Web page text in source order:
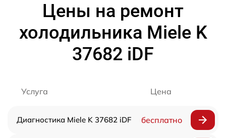
Цены на ремонт
холодильника Miele K
37682 iDF
Услуга Цена
Диагностика Miele K 37682 iDF бесплатно